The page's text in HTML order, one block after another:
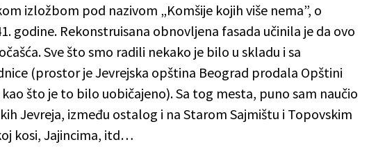
izložbom pod nazivom „Komšije kojih više nema”, o
godine. Rekonstruisana obnovljena fasada učinila je da ovo
Sve što smo radili nekako je bilo u skladu i sa
(prostor je Jevrejska opština Beograd prodala Opštini
što je to bilo uobičajeno). Sa tog mesta, puno sam naučio
Jevreja, između ostalog i na Starom Sajmištu i Topovskim
kosi, Jajincima, itd…